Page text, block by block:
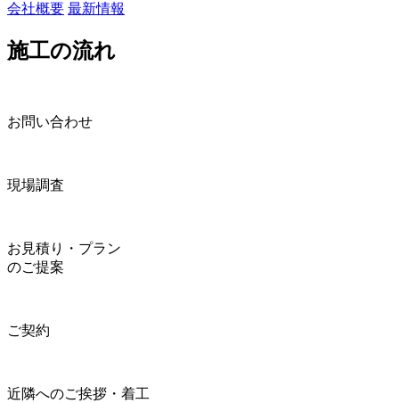
会社概要 最新情報
施工の流れ
お問い合わせ
現場調査
お見積り・プラン
のご提案
ご契約
近隣へのご挨拶・着工